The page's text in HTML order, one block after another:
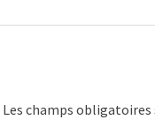
Les champs obligatoires